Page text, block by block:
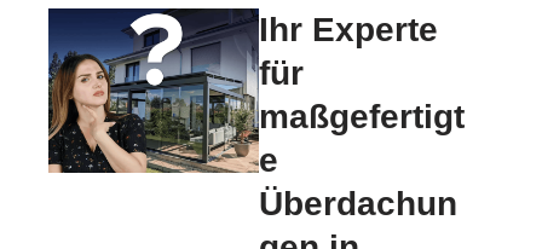
Ihr Experte
für
maßgefertigt
e
Überdachun